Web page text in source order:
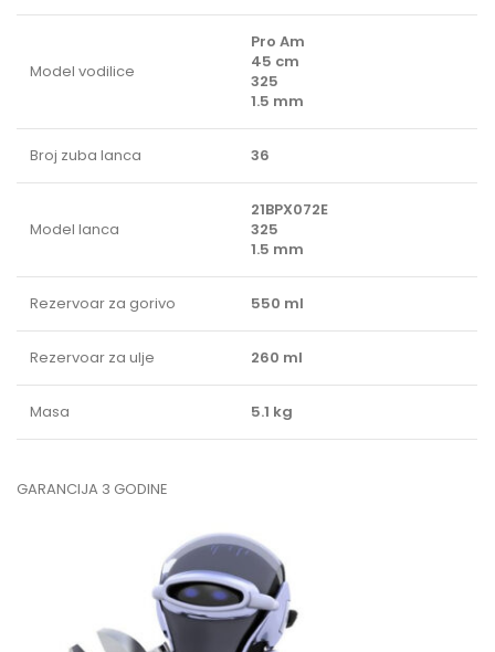
Model vodilice
Pro Am
45 cm
325
1.5 mm
Broj zuba lanca 36
Model lanca
21BPX072E
325
1.5 mm
Rezervoar za gorivo 550 ml
Rezervoar za ulje 260 ml
Masa 5.1 kg
GARANCIJA 3 GODINE